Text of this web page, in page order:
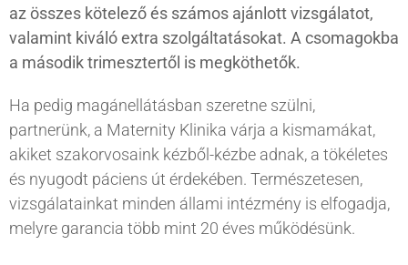
az összes kötelező és számos ajánlott vizsgálatot,
valamint kiváló extra szolgáltatásokat. A csomagokba
a második trimesztertől is megköthetők.
Ha pedig magánellátásban szeretne szülni,
partnerünk, a Maternity Klinika várja a kismamákat,
akiket szakorvosaink kézből-kézbe adnak, a tökéletes
és nyugodt páciens út érdekében. Természetesen,
vizsgálatainkat minden állami intézmény is elfogadja,
melyre garancia több mint 20 éves működésünk.